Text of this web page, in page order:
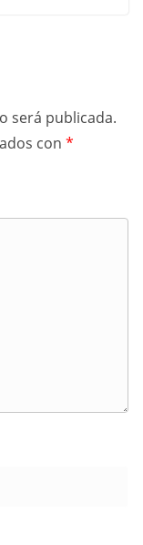
será publicada.
con *